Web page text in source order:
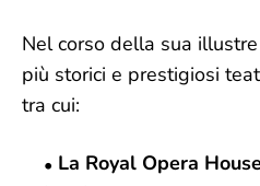
Nel corso della sua
più storici e prestigiosi
tra cui:
La Royal Opera